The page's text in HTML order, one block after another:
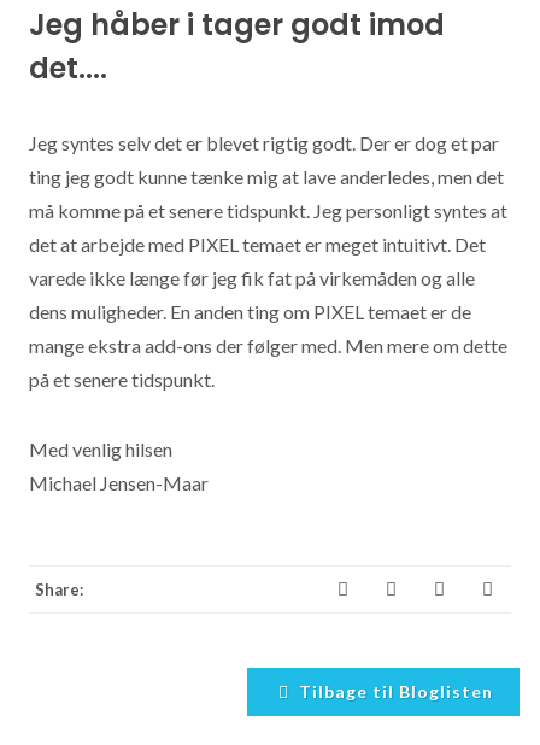
Jeg håber i tager godt imod
det....
Jeg syntes selv det er blevet rigtig godt. Der er dog et par
ting jeg godt kunne tænke mig at lave anderledes, men det
må komme på et senere tidspunkt. Jeg personligt syntes at
det at arbejde med PIXEL temaet er meget intuitivt. Det
varede ikke længe før jeg fik fat på virkemåden og alle
dens muligheder. En anden ting om PIXEL temaet er de
mange ekstra add-ons der følger med. Men mere om dette
på et senere tidspunkt.
Med venlig hilsen
Michael Jensen-Maar
Share:
Tilbage til Bloglisten